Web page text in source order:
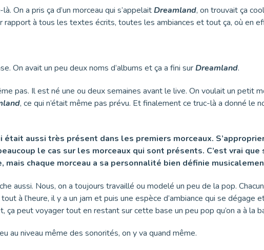
On a pris ça d’un morceau qui s’appelaitDreamland, on trouvait ça
rapport à tous les textes écrits, toutes les ambiances et tout ça, où en
On avait un peu deux noms d’albums et ça a fini surDreamland.
pas. Il est né une ou deux semaines avant le live. On voulait un petit
, ce qui n’était même pas prévu. Et finalement ce truc-là a donné le
aussi très présent dans les premiers morceaux. S
le cas sur les morceaux qui sont présents. C’est vrai
chaque morceau a sa personnalité bien définie
aussi. Nous, on a toujours travaillé ou modelé un peu de la pop.
à l’heure, il y a un jam et puis une espèce d’ambiance qui se dégage
ça peut voyager tout en restant sur cette base un peu pop qu’on a à la
au niveau même des sonorités, on y va quand même.